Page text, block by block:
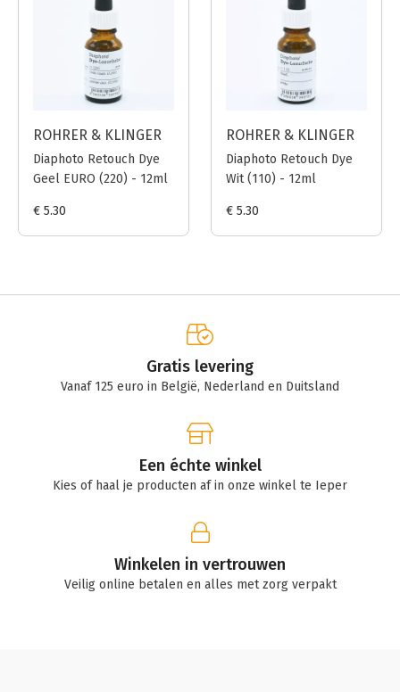
ROHRER & KLINGER
Diaphoto Retouch Dye
Geel EURO (220) - 12ml
€ 5.30
ROHRER & KLINGER
Diaphoto Retouch Dye
Wit (110) - 12ml
€ 5.30
Gratis levering
Vanaf 125 euro in België, Nederland en Duitsland
Een échte winkel
Kies of haal je producten af in onze winkel te Ieper
Winkelen in vertrouwen
Veilig online betalen en alles met zorg verpakt